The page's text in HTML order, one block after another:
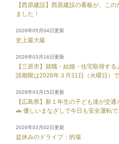
【西原建設】西原建設の看板が、こ
ました！
2026年05月04日更新
史上最大級
2026年03月16日更新
【三原市】就職・結婚・住宅取得す
請期限は2026年３月31日（火曜日）で
2026年03月15日更新
【広島県】新１年生の子ども達が交
🚗 優しいまなざしで今日も安全運転
2026年03月02日更新
盆休みのドライブ：的場